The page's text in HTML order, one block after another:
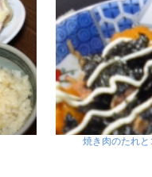
焼き肉のたれ